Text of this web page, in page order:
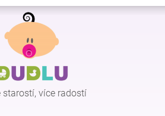
starostí, více radostí